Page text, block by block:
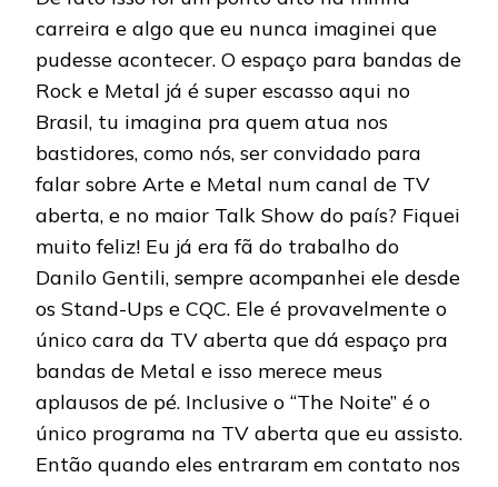
carreira e algo que eu nunca imaginei que
pudesse acontecer. O espaço para bandas de
Rock e Metal já é super escasso aqui no
Brasil, tu imagina pra quem atua nos
bastidores, como nós, ser convidado para
falar sobre Arte e Metal num canal de TV
aberta, e no maior Talk Show do país? Fiquei
muito feliz! Eu já era fã do trabalho do
Danilo Gentili, sempre acompanhei ele desde
os Stand-Ups e CQC. Ele é provavelmente o
único cara da TV aberta que dá espaço pra
bandas de Metal e isso merece meus
aplausos de pé. Inclusive o “The Noite” é o
único programa na TV aberta que eu assisto.
Então quando eles entraram em contato nos